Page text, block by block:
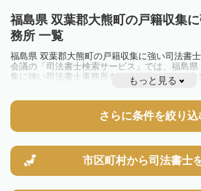
福島県 双葉郡大熊町の戸籍収集
務所 一覧
福島県 双葉郡大熊町の戸籍収集に強い司法書
会議の「司法書士検索サービス」では、福島
集に強い司法書士事務所を一覧で見ることが
やお悩みを抱えている方は一度近隣の司法書士
もっと見る
さらに条件を絞り込
市区町村から司法書士